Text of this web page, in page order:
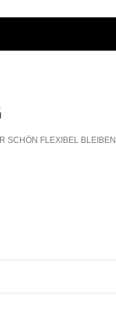
SCHÖN FLEXIBEL BLEIBEN